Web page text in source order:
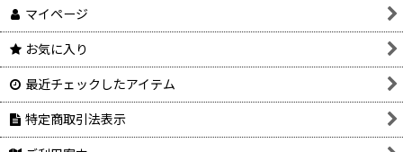
マイページ
お気に入り
最近チェックしたアイテム
特定商取引法表示